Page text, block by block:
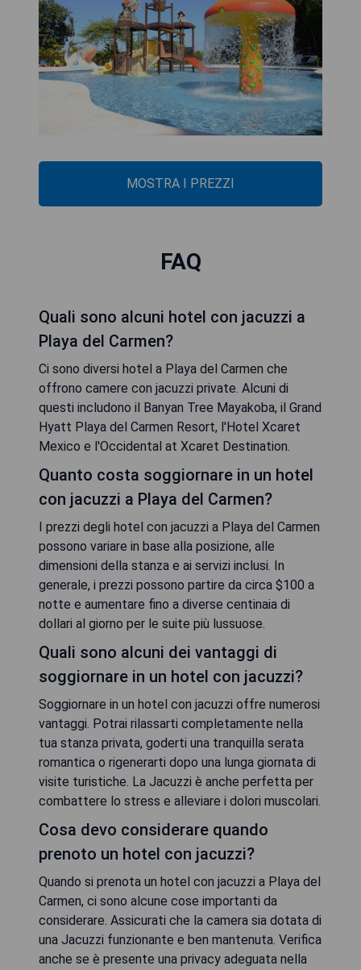
MOSTRA I PREZZI
FAQ
Quali sono alcuni hotel con jacuzzi a
Playa del Carmen?
Ci sono diversi hotel a Playa del Carmen che
offrono camere con jacuzzi private. Alcuni di
questi includono il Banyan Tree Mayakoba, il Grand
Hyatt Playa del Carmen Resort, l'Hotel Xcaret
Mexico e l'Occidental at Xcaret Destination.
Quanto costa soggiornare in un hotel
con jacuzzi a Playa del Carmen?
I prezzi degli hotel con jacuzzi a Playa del Carmen
possono variare in base alla posizione, alle
dimensioni della stanza e ai servizi inclusi. In
generale, i prezzi possono partire da circa $100 a
notte e aumentare fino a diverse centinaia di
dollari al giorno per le suite più lussuose.
Quali sono alcuni dei vantaggi di
soggiornare in un hotel con jacuzzi?
Soggiornare in un hotel con jacuzzi offre numerosi
vantaggi. Potrai rilassarti completamente nella
tua stanza privata, goderti una tranquilla serata
romantica o rigenerarti dopo una lunga giornata di
visite turistiche. La Jacuzzi è anche perfetta per
combattere lo stress e alleviare i dolori muscolari.
Cosa devo considerare quando
prenoto un hotel con jacuzzi?
Quando si prenota un hotel con jacuzzi a Playa del
Carmen, ci sono alcune cose importanti da
considerare. Assicurati che la camera sia dotata di
una Jacuzzi funzionante e ben mantenuta. Verifica
anche se è presente una privacy adeguata nella